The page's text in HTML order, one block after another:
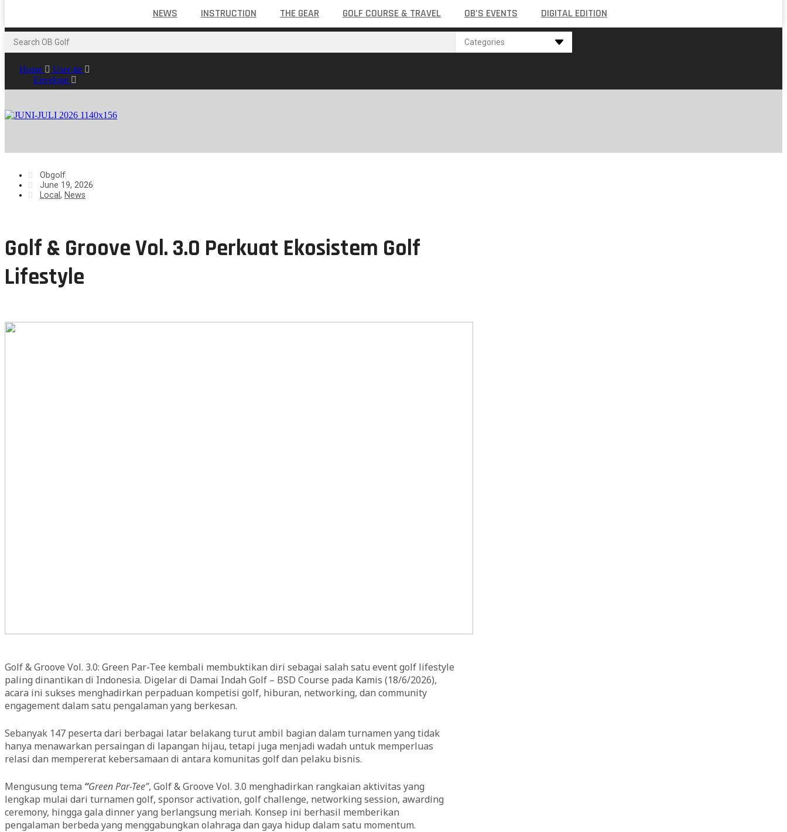
NEWS INSTRUCTION THE GEAR GOLF COURSE & TRAVEL OB’S EVENTS DIGITAL EDITION
Home
User-tie
Envelope
Obgolf
June 19, 2026
Local, News
Golf & Groove Vol. 3.0 Perkuat Ekosistem Golf
Lifestyle
Golf & Groove Vol. 3.0: Green Par-Tee kembali membuktikan diri sebagai salah satu event golf lifestyle
paling dinantikan di Indonesia. Digelar di Damai Indah Golf – BSD Course pada Kamis (18/6/2026),
acara ini sukses menghadirkan perpaduan kompetisi golf, hiburan, networking, dan community
engagement dalam satu pengalaman yang berkesan.
Sebanyak 147 peserta dari berbagai latar belakang turut ambil bagian dalam turnamen yang tidak
hanya menawarkan persaingan di lapangan hijau, tetapi juga menjadi wadah untuk memperluas
relasi dan mempererat kebersamaan di antara komunitas golf dan pelaku bisnis.
Mengusung tema “Green Par-Tee”, Golf & Groove Vol. 3.0 menghadirkan rangkaian aktivitas yang
lengkap mulai dari turnamen golf, sponsor activation, golf challenge, networking session, awarding
ceremony, hingga gala dinner yang berlangsung meriah. Konsep ini berhasil memberikan
pengalaman berbeda yang menggabungkan olahraga dan gaya hidup dalam satu momentum.